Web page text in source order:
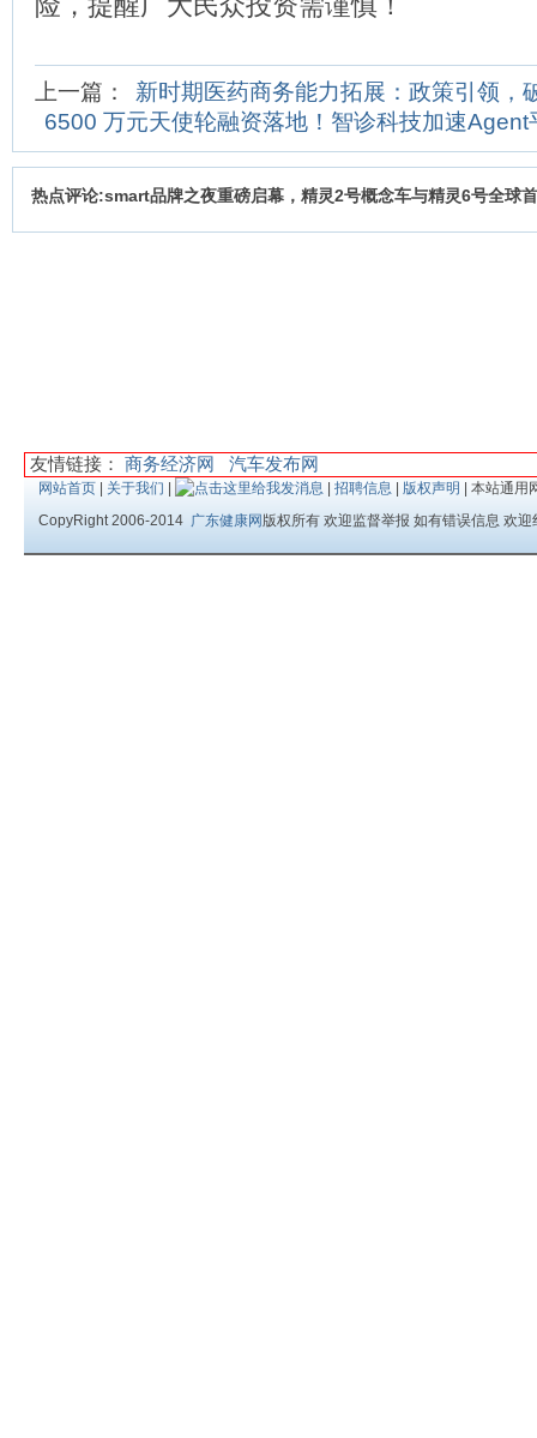
上一篇：
新时期医药商务能力拓展：政策引领，
6500 万元天使轮融资落地！智诊科技加速Agent
热点评论:smart品牌之夜重磅启幕，精灵2号概念车与精灵6号全球
友情链接： 商务经济网 汽车发布网
网站首页 关于我们 招聘信息 版权声明
| 本站通用
CopyRight 2006-2014 广东健康网 版权所有 欢迎监督举报 如有错误信息 欢迎